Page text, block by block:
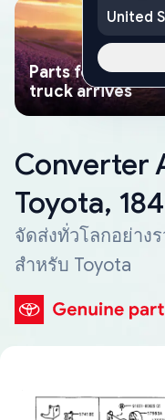
Parts found
truck arrives
Converter
Toyota,
จัดส่งทั่วโลกอย่าง
สำหรับ Toyota
United